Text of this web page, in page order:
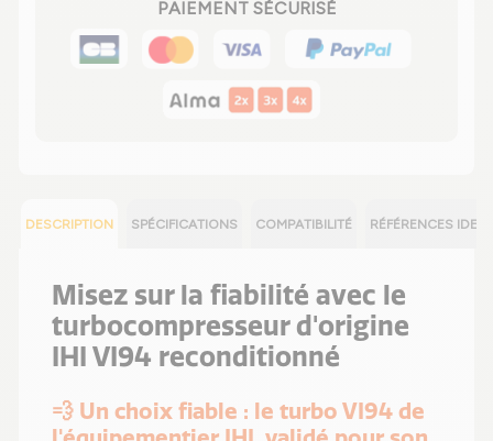
PAIEMENT SÉCURISÉ
DESCRIPTION SPÉCIFICATIONS COMPATIBILITÉ RÉFÉRENCES
Misez sur la fiabilité avec le
turbocompresseur d'origine
IHI VI94 reconditionné
💨 Un choix fiable : le turbo VI94 de